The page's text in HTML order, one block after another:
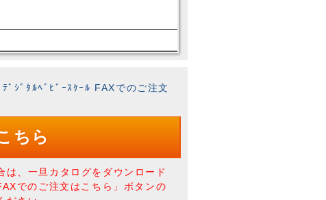
ｼﾞﾀﾙﾍﾞﾋﾞｰｽｹｰﾙ FAXでのご注文
ちら
、一旦カタログをダウンロード
でのご注文はこちら」ボタンの